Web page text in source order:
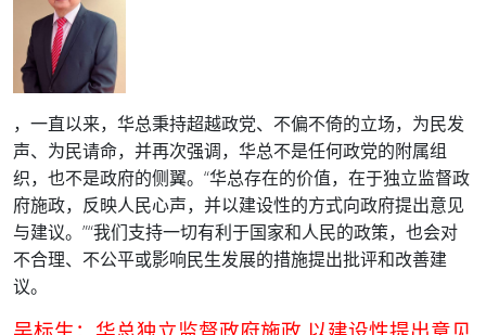
，一直以来，华总秉持超越政党、不偏不倚的立场，为民发
声、为民请命，并再次强调，华总不是任何政党的附属组
织，也不是政府的侧翼。 “华总存在的价值，在于独立监督政
府施政，反映人民心声，并以建设性的方式向政府提出意见
与建议。”“我们支持一切有利于国家和人民的政策，也会对
不合理、不公平或影响民生发展的措施提出批评和改善建
议。